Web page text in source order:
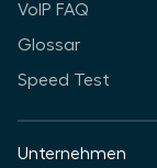
VoIP FAQ
Glossar
Speed Test
Unternehmen